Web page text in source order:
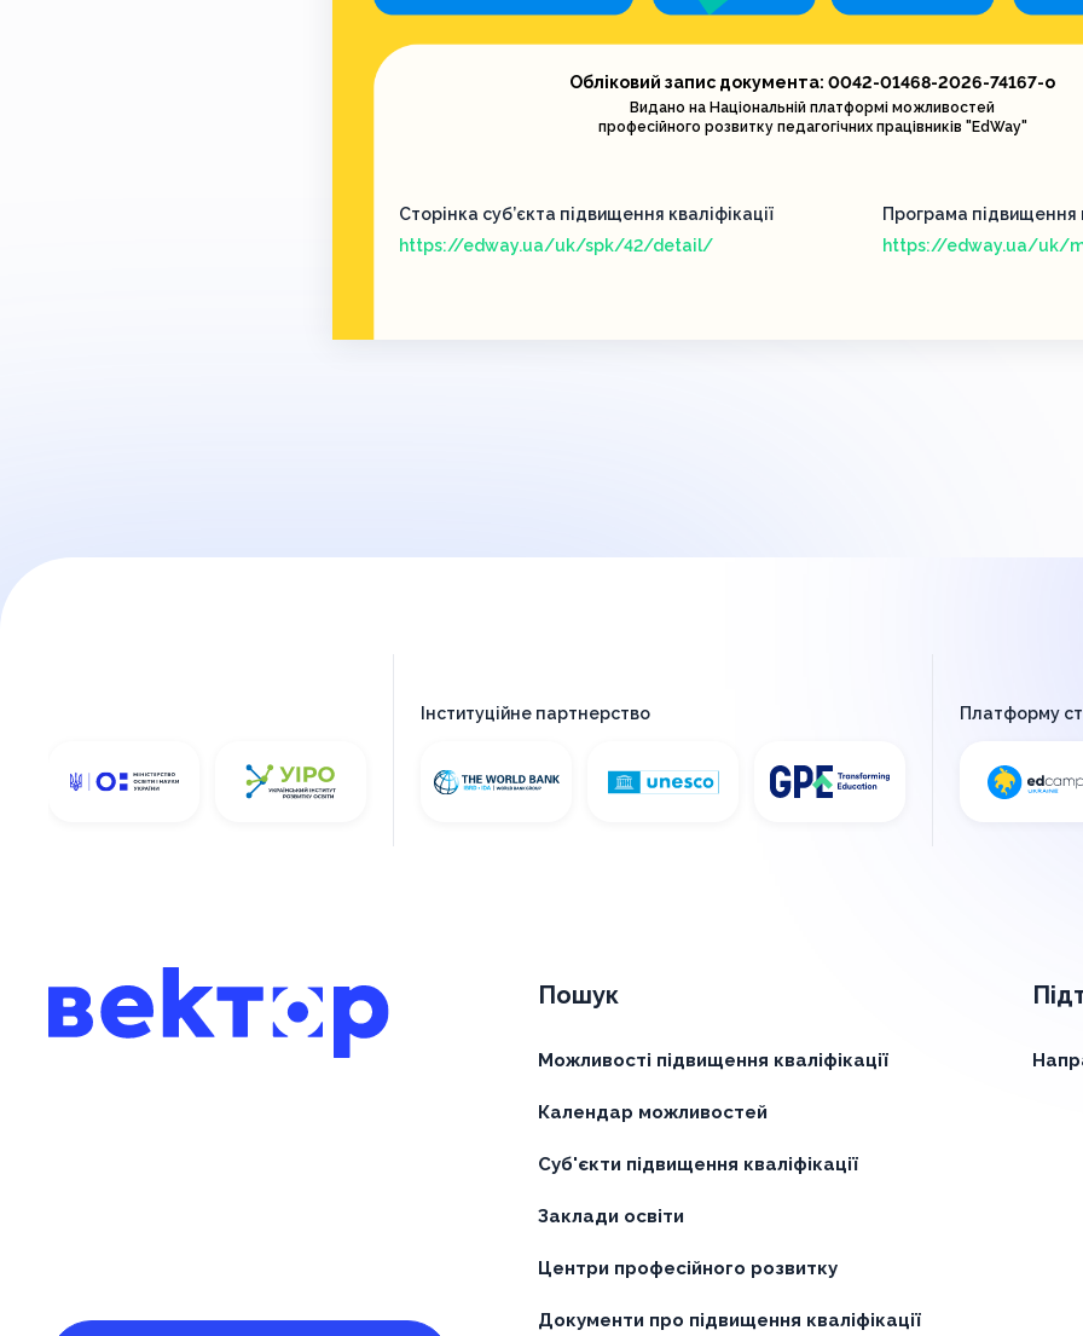
Обліковий запис документа: 0042-01468-2026-74167-o
Видано на Національній платформі можливостей
професійного розвитку педагогічних працівників "EdWay"
Сторінка суб’єкта підвищення кваліфікації
https://edway.ua/uk/spk/42/detail/
Програма підвищення
https://edway.ua/uk/
Пошук
Можливості підвищення кваліфікації
Календар можливостей
Суб'єкти підвищення кваліфікації
Заклади освіти
Центри професійного розвитку
Документи про підвищення кваліфікації
Інституційне партнерство Платформу